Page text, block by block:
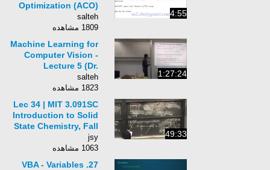
4:55
Optimization (ACO)
algorithm in ns2
salteh
1809 مشاهده
1:27:24
Machine Learning for
Computer Vision -
Lecture 5 (Dr.
Rudolph Triebel)
salteh
1823 مشاهده
49:33
Lec 34 | MIT 3.091SC
Introduction to Solid
State Chemistry, Fall
2010
jsy
1063 مشاهده
27. VBA - Variables